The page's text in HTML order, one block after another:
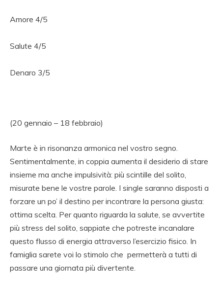
Amore 4/5
Salute 4/5
Denaro 3/5
(20 gennaio – 18 febbraio)
Marte è in risonanza armonica nel vostro segno.
Sentimentalmente, in coppia aumenta il desiderio di stare
insieme ma anche impulsività: più scintille del solito,
misurate bene le vostre parole. I single saranno disposti a
forzare un po’ il destino per incontrare la persona giusta:
ottima scelta. Per quanto riguarda la salute, se avvertite
più stress del solito, sappiate che potreste incanalare
questo flusso di energia attraverso l’esercizio fisico. In
famiglia sarete voi lo stimolo che permetterà a tutti di
passare una giornata più divertente.